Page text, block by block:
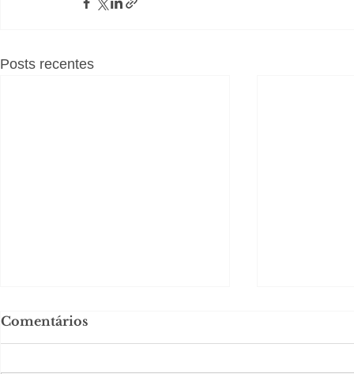
Posts recentes
Comentários